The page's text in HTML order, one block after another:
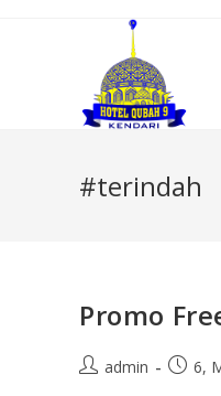
#terindah
Promo
admin 6,